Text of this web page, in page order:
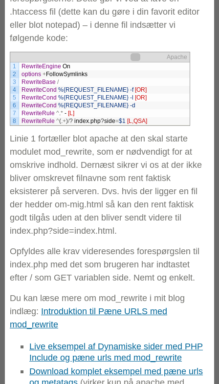
.htaccess fil (dette kan du gøre i din favorit editor
eller blot notepad) – i denne fil indsætter vi
følgende kode:
Apache
1
2
3
4
5
6
7
8
RewriteEngine On
options +FollowSymlinks
RewriteBase
RewriteCond %{REQUEST_FILENAME} -f [OR]
RewriteCond %{REQUEST_FILENAME} -l [OR]
RewriteCond %{REQUEST_FILENAME} -d
RewriteRule ^.* - [L]
RewriteRule ^(.+)/? index.php?side=$1 [L,QSA]
Linie 1 fortæller blot apache at den skal starte
modulet mod_rewrite, som er nødvendigt for at
omskrive indhold. Dernæst sikrer vi os at der ikke
bliver omskrevet filnavne som rent faktisk
eksisterer på serveren. Dvs. hvis der ligger en fil
der hedder om-mig.html så kan den rent faktisk
godt tilgås uden at den bliver sendt videre til
index.php?side=index.html.
Opfyldes alle krav videresendes forespørgslen til
index.php med det som brugeren har indtastet
efter / som GET variablen side. Nemt og enkelt.
Du kan læse mere om mod_rewrite i mit blog
indlæg: Introduktion til Pæne URLS med
mod_rewrite
Live eksempel af Dynamiske sider med PHP
Include og pæne urls med mod_rewrite
Download komplet eksempel med pæne urls